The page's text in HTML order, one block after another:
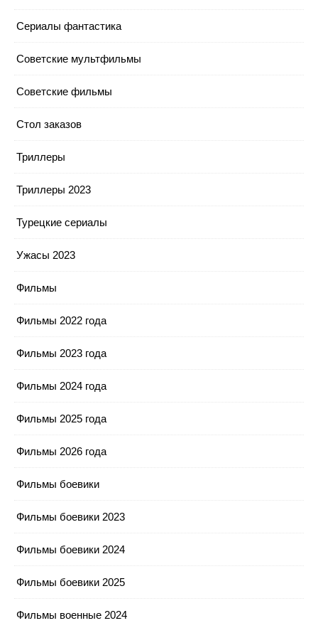
Сериалы фантастика
Советские мультфильмы
Советские фильмы
Стол заказов
Триллеры
Триллеры 2023
Турецкие сериалы
Ужасы 2023
Фильмы
Фильмы 2022 года
Фильмы 2023 года
Фильмы 2024 года
Фильмы 2025 года
Фильмы 2026 года
Фильмы боевики
Фильмы боевики 2023
Фильмы боевики 2024
Фильмы боевики 2025
Фильмы военные 2024